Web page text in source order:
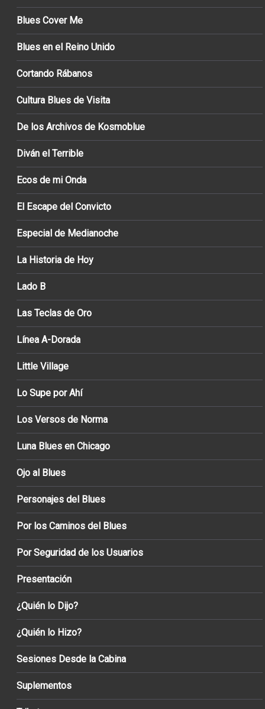
Blues Cover Me
Blues en el Reino Unido
Cortando Rábanos
Cultura Blues de Visita
De los Archivos de Kosmoblue
Diván el Terrible
Ecos de mi Onda
El Escape del Convicto
Especial de Medianoche
La Historia de Hoy
Lado B
Las Teclas de Oro
Línea A-Dorada
Little Village
Lo Supe por Ahí
Los Versos de Norma
Luna Blues en Chicago
Ojo al Blues
Personajes del Blues
Por los Caminos del Blues
Por Seguridad de los Usuarios
Presentación
¿Quién lo Dijo?
¿Quién lo Hizo?
Sesiones Desde la Cabina
Suplementos